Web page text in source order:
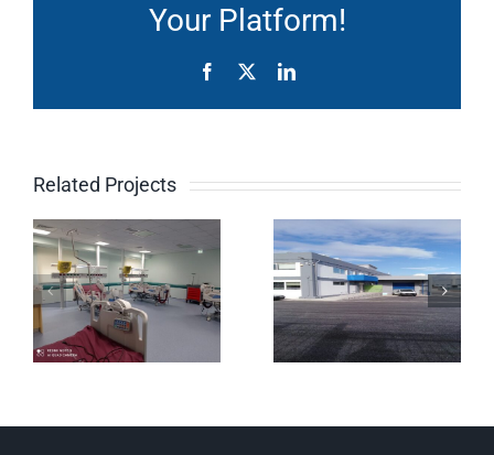
Your Platform!
Facebook LinkedIn
Related ProjectsΚΑΤ’ΕΠΕΚΤΑΣΗ
ΙΣΟΓΕΙΟΥ
ΑΠΟΘΗΚΕΥΤΙΚΟΥ
ΧΩΡΟΥ
ΤΗΣ
NEOTEX
ΧΩΡΩΝ
ΚΑΙ
ΑΘΗΝΩΝ